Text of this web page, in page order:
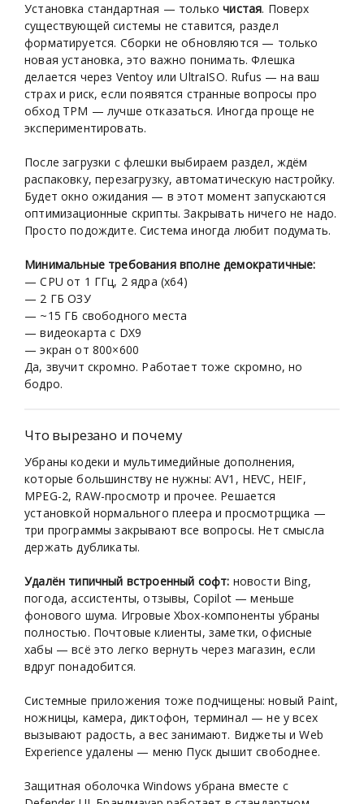
Установка стандартная — толькочистая. Поверх
существующей системы не ставится, раздел
форматируется. Сборки не обновляются — только
новая установка, это важно понимать. Флешка
делается через Ventoy или UltraISO. Rufus — на ваш
страх и риск, если появятся странные вопросы про
обход TPM — лучше отказаться. Иногда проще не
экспериментировать.
После загрузки с флешки выбираем раздел, ждём
распаковку, перезагрузку, автоматическую настройку.
Будет окно ожидания — в этот момент запускаются
оптимизационные скрипты. Закрывать ничего не надо.
Просто подождите. Система иногда любит подумать.
Минимальные требования вполне демократичные:
— CPU от 1 ГГц, 2 ядра (x64)
— 2 ГБ ОЗУ
— ~15 ГБ свободного места
— видеокарта с DX9
— экран от 800×600
Да, звучит скромно. Работает тоже скромно, но
бодро.
Что вырезано и почему
Убраны кодеки и мультимедийные дополнения,
которые большинству не нужны: AV1, HEVC, HEIF,
MPEG-2, RAW-просмотр и прочее. Решается
установкой нормального плеера и просмотрщика —
три программы закрывают все вопросы. Нет смысла
держать дубликаты.
Удалён типичный встроенный софт: новости Bing,
погода, ассистенты, отзывы, Copilot — меньше
фонового шума. Игровые Xbox-компоненты убраны
полностью. Почтовые клиенты, заметки, офисные
хабы — всё это легко вернуть через магазин, если
вдруг понадобится.
Системные приложения тоже подчищены: новый Paint,
ножницы, камера, диктофон, терминал — не у всех
вызывают радость, а вес занимают. Виджеты и Web
Experience удалены — меню Пуск дышит свободнее.
Защитная оболочка Windows убрана вместе с